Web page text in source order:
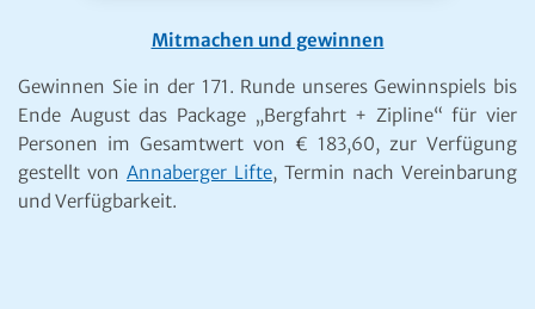
Mitmachen und gewinnen
Gewinnen Sie in der 171. Runde unseres Gewinnspiels bis
Ende August das Package „Bergfahrt + Zipline“ für vier
Personen im Gesamtwert von € 183,60, zur Verfügung
gestellt von Annaberger Lifte, Termin nach Vereinbarung
und Verfügbarkeit.